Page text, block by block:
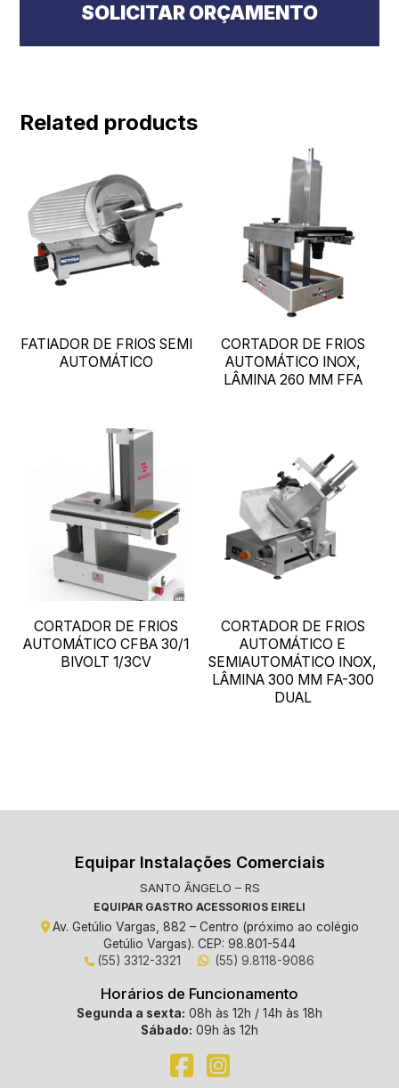
SOLICITAR ORÇAMENTO
Related products
FATIADOR DE FRIOS SEMI
AUTOMÁTICO
CORTADOR DE FRIOS
AUTOMÁTICO INOX,
LÂMINA 260 MM FFA
CORTADOR DE FRIOS
AUTOMÁTICO CFBA 30/1
BIVOLT 1/3CV
CORTADOR DE FRIOS
AUTOMÁTICO E
SEMIAUTOMÁTICO INOX,
LÂMINA 300 MM FA-300
DUAL
Equipar Instalações Comerciais
SANTO ÂNGELO – RS
EQUIPAR GASTRO ACESSORIOS EIRELI
Av. Getúlio Vargas, 882 – Centro (próximo ao colégio
Getúlio Vargas). CEP: 98.801-544
(55) 3312-3321
(55) 9.8118-9086
Horários de Funcionamento
Segunda a sexta: 08h às 12h / 14h às 18h
Sábado: 09h às 12h